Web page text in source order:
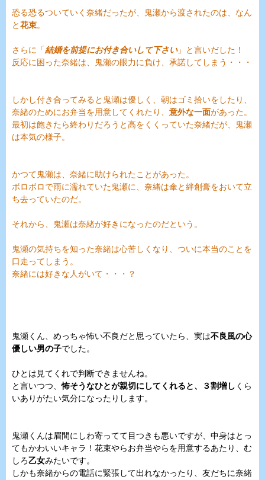
恐る恐るついていく奈緒だったが、鬼瀬から渡されたのは、なん
と花束。
さらに「結婚を前提にお付き合いして下さい」と言いだした！
反応に困った奈緒は、鬼瀬の眼力に負け、承諾してしまう・・・
しかし付き合ってみると鬼瀬は優しく、朝はゴミ拾いをしたり、
奈緒のためにお弁当を用意してくれたり、 意外な一面があった。
最初は飽きたら終わりだろうと高をくくっていた奈緒だが、鬼瀬
は本気の様子。
かつて鬼瀬は、奈緒に助けられたことがあった。
ボロボロで雨に濡れていた鬼瀬に、奈緒は傘と絆創膏をおいて立
ち去っていたのだ。
それから、鬼瀬は奈緒が好きになったのだという。
鬼瀬の気持ちを知った奈緒は心苦しくなり、ついに本当のことを
口走ってしまう。
奈緒には好きな人がいて・・・？
鬼瀬くん、めっちゃ怖い不良だと思っていたら、実は不良風の心
優しい男の子でした。
ひとは見てくれで判断できませんね。
と言いつつ、怖そうなひとが親切にしてくれると、３割増し くら
いありがたい気分になったりします。
鬼瀬くんは眉間にしわ寄ってて目つきも悪いですが、中身はとっ
てもかわいいキャラ！花束やらお弁当やらを用意するあたり、む
しろ乙女みたいです。
しかも奈緒からの電話に緊張して出れなかったり、友だちに奈緒